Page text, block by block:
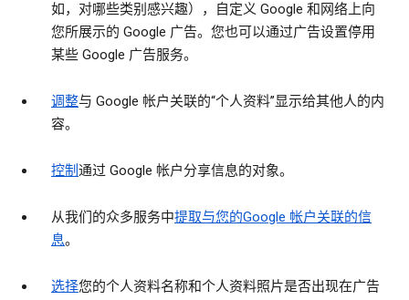
如，对哪些类别感兴趣），自定义 Google 和网络上向
您所展示的 Google 广告。您也可以通过广告设置停用
某些 Google 广告服务。
调整与 Google 帐户关联的“个人资料”显示给其他人的内
容。
控制通过 Google 帐户分享信息的对象。
从我们的众多服务中提取与您的Google 帐户关联的信
息。
选择您的个人资料名称和个人资料照片是否出现在广告